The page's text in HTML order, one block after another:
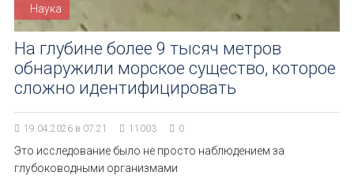
Наука
На глубине более 9 тысяч метров
обнаружили морское существо, которое
сложно идентифицировать
19.04.2026 в 07:21 11003 0
Это исследование было не просто наблюдением за
глубоководными организмами